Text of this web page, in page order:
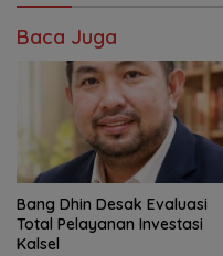
Baca Juga
‎Bang Dhin Desak Evaluasi
Total Pelayanan Investasi
Kalsel